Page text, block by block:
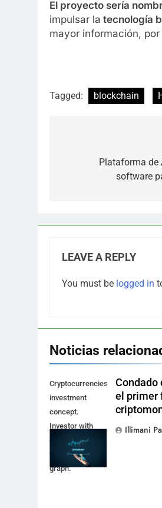
El proyecto sería
impulsar la tecnología
mayor información,
Tagged: blockchain
navigationPlataforma de
software
LEAVE A REPLY
You must be logged in
Noticias
Cryptocurrencies
investment
concept.
Investor with
digital tablet and
virtual tradeview
graph.
Condado
el primer
Illimani